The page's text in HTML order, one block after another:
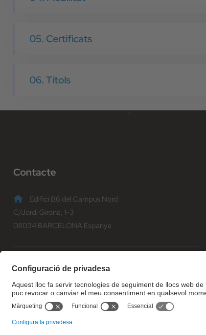
05. Certificats
06. Títols
Contacte
Edifici B6 del Campus Nord
C/Jordi Girona, 1-3
08034 BARCELONA Espanya
informacio@fib.upc.edu